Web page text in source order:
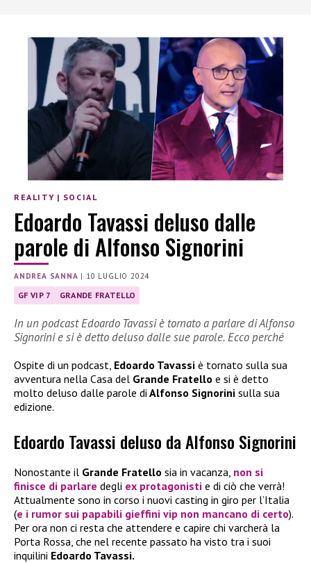
REALITY | SOCIAL
Edoardo Tavassi deluso dalle
parole di Alfonso Signorini
ANDREA SANNA | 10 LUGLIO 2024
GF VIP 7 GRANDE FRATELLO
In un podcast Edoardo Tavassi è tornato a parlare di Alfonso
Signorini e si è detto deluso dalle sue parole. Ecco perché
Ospite di un podcast, Edoardo Tavassi è tornato sulla sua
avventura nella Casa del Grande Fratello e si è detto
molto deluso dalle parole di Alfonso Signorini sulla sua
edizione.
Edoardo Tavassi deluso da Alfonso Signorini
Nonostante il Grande Fratello sia in vacanza, non si
finisce di parlare degli ex protagonisti e di ciò che verrà!
Attualmente sono in corso i nuovi casting in giro per l’Italia
(e i rumor sui papabili gieffini vip non mancano di certo).
Per ora non ci resta che attendere e capire chi varcherà la
Porta Rossa, che nel recente passato ha visto tra i suoi
inquilini Edoardo Tavassi.